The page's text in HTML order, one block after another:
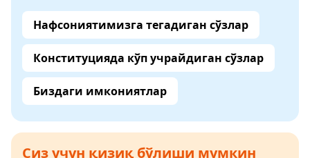
Нафсониятимизга тегадиган сўзлар
Конституцияда кўп учрайдиган сўзлар
Биздаги имкониятлар
Сиз учун қизиқ бўлиши мумкин